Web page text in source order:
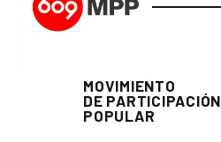
MOVIMIENTO
DE PARTICIPACIÓN
POPULAR